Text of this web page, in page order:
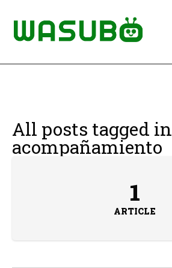
All posts tagged in
acompañamiento
1
ARTICLE